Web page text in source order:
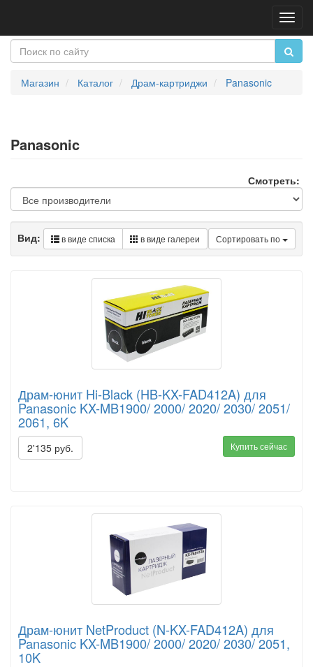
Магазин Каталог Драм-картриджи Panasonic
Panasonic
Смотреть:
Сортировать по
Вид: в виде списка в виде галереи
Драм-юнит Hi-Black (HB-KX-FAD412A) для
Panasonic KX-MB1900/ 2000/ 2020/ 2030/ 2051/
2061, 6K
2'135 руб. Купить сейчас
Драм-юнит NetProduct (N-KX-FAD412A) для
Panasonic KX-MB1900/ 2000/ 2020/ 2030/ 2051,
10K